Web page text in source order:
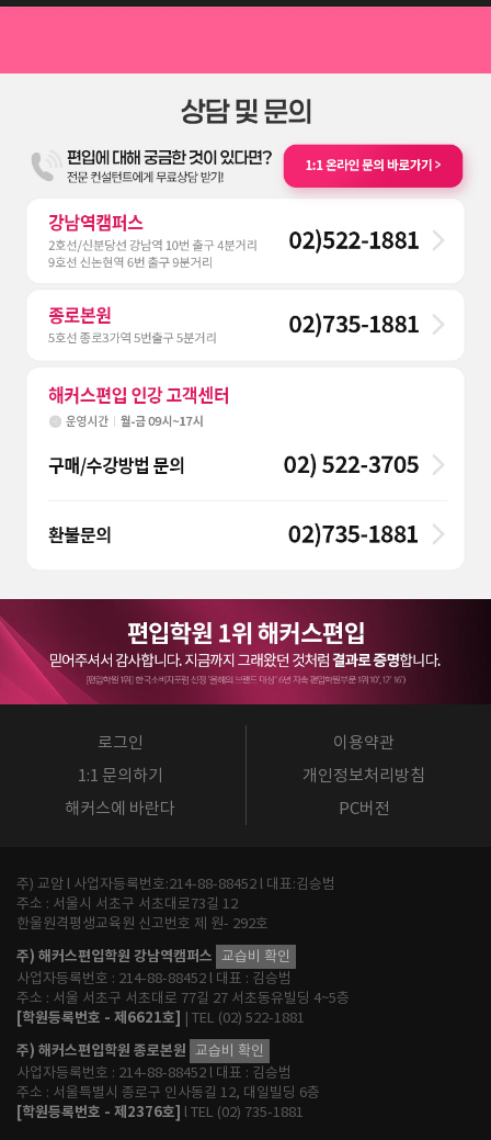
로그인
이용약관
1:1 문의하기
개인정보처리방침
해커스에 바란다
PC버전
주) 교암 l 사업자등록번호:214-88-88452 l 대표:김승범
주소 : 서울시 서초구 서초대로73길 12
한울원격평생교육원 신고번호 제 원- 292호
주) 해커스편입학원 강남역캠퍼스 교습비 확인
사업자등록번호 : 214-88-88452 l 대표 : 김승범
주소 : 서울 서초구 서초대로 77길 27 서초동유빌딩 4~5층
[학원등록번호 - 제6621호] | TEL (02) 522-1881
주) 해커스편입학원 종로본원 교습비 확인
사업자등록번호 : 214-88-88452 l 대표 : 김승범
주소 : 서울특별시 종로구 인사동길 12, 대일빌딩 6층
[학원등록번호 - 제2376호] l TEL (02) 735-1881